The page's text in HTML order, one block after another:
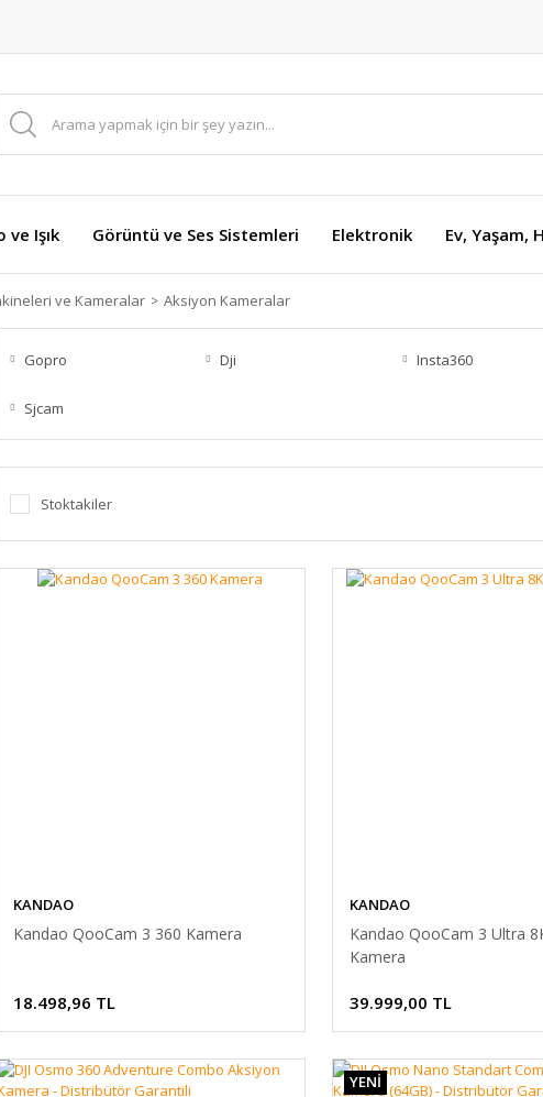
ve Işık Görüntü ve Ses Sistemleri Elektronik Ev, Yaşam,
ve Kameralar Aksiyon Kameralar
Gopro Dji Insta360
Sjcam
Stoktakiler
KANDAO
Kandao QooCam 3 360 Kamera
18.498,96 TL
KANDAO
Kandao QooCam 3 Ultra
Kamera
39.999,00 TL
YENİ